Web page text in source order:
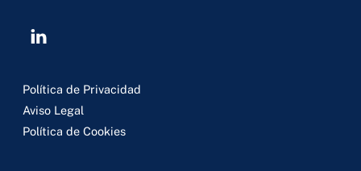
Política de Privacidad
Aviso Legal
Política de Cookies